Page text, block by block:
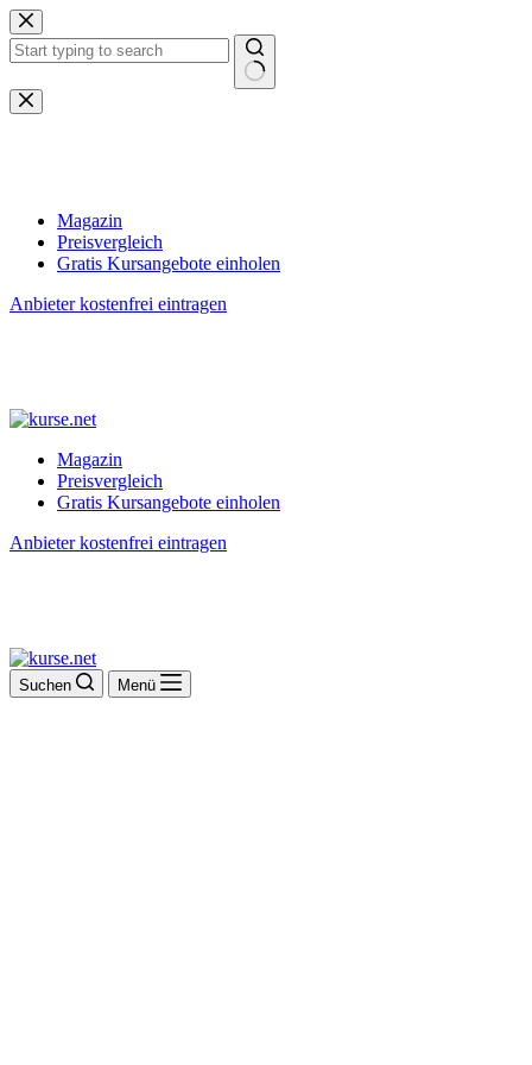
Zum
Inhalt
springen
Keine
Ergebnisse
Magazin
Preisvergleich
Gratis Kursangebote einholen
Anbieter kostenfrei eintragen
Magazin
Preisvergleich
Gratis Kursangebote einholen
Anbieter kostenfrei eintragen
Suchen Menü